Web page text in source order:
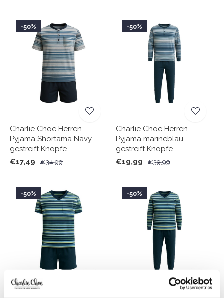
-50%
Charlie Choe Herren
Pyjama Shortama Navy
gestreift Knöpfe
€17,49
€34,99
-50%
Charlie Choe Herren
Pyjama marineblau
gestreift Knöpfe
€19,99
€39,99
-50% -50%